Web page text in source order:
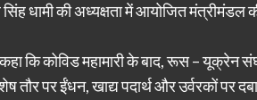
सिंह धामी की अध्यक्षता में आयोजित
कि कोविड महामारी के बाद, रूस – यूक्रेन
तौर पर ईंधन, खाद्य पदार्थ और उर्वरकों पर